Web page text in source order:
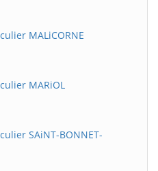
MALiCORNE
MARiOL
SAiNT-BONNET-